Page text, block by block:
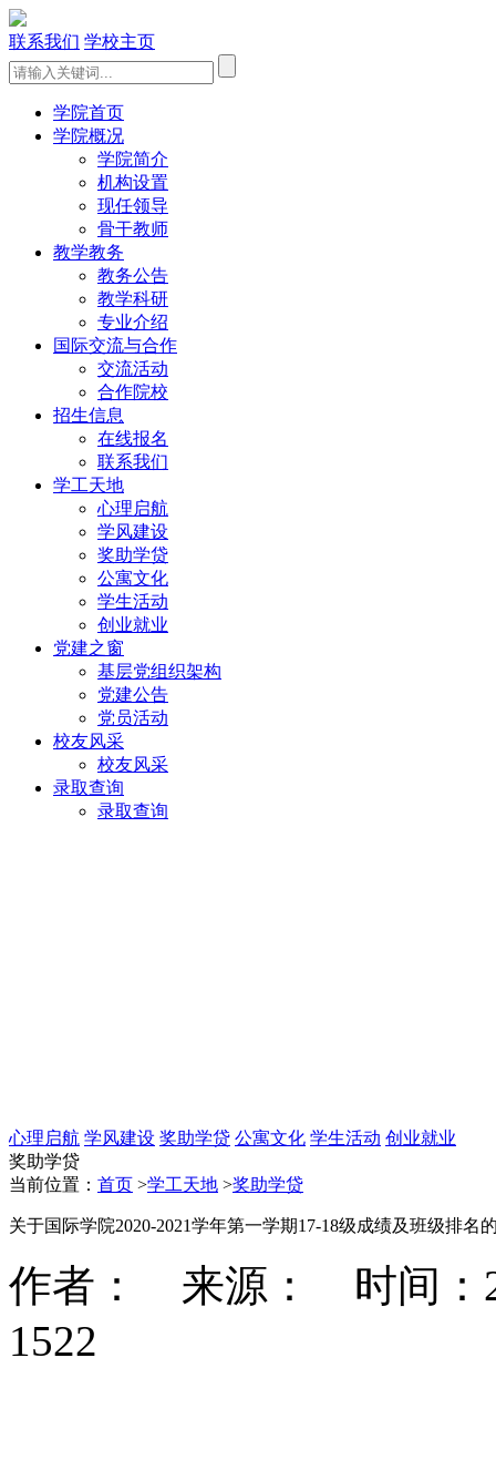
联系我们 学校主页
学院首页
学院概况
学院简介
机构设置
现任领导
骨干教师
教学教务
教务公告
教学科研
专业介绍
国际交流与合作
交流活动
合作院校
招生信息
在线报名
联系我们
学工天地
心理启航
学风建设
奖助学贷
公寓文化
学生活动
创业就业
党建之窗
基层党组织架构
党建公告
党员活动
校友风采
校友风采
录取查询
录取查询
心理启航 学风建设 奖助学贷 公寓文化 学生活动 创业就业
奖助学贷
当前位置： 首页 >学工天地 >奖助学贷
关于国际学院2020-2021学年第一学期17-18级成绩及班级排名
作者： 来源： 时间：
1522